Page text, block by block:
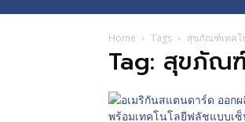
Home Tags สุขภัณฑ์เทคโ
Tag: สุขภัณฑ์